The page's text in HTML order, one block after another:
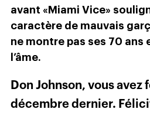
avant «Miami Vice»
caractère de mauvais
ne montre pas ses 70 ans
l’âme.
Don Johnson, vous avez
décembre dernier.